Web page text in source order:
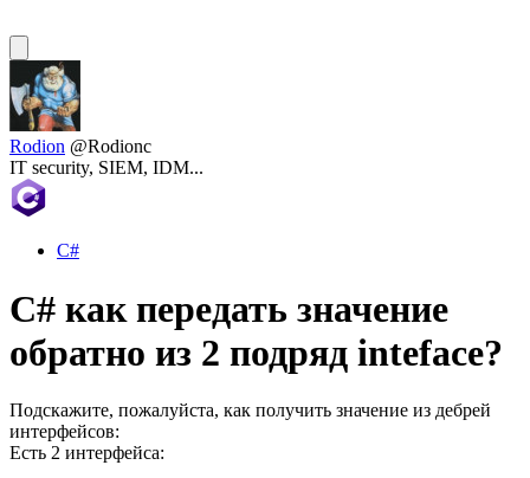
Rodion @Rodionc
IT security, SIEM, IDM...
C#
C# как передать значение
обратно из 2 подряд inteface?
Подскажите, пожалуйста, как получить значение из дебрей
интерфейсов:
Есть 2 интерфейса: